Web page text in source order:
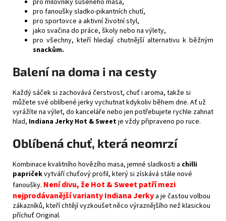
pro milovníky sušeného masa,
pro fanoušky sladko-pikantních chutí,
pro sportovce a aktivní životní styl,
jako svačina do práce, školy nebo na výlety,
pro všechny, kteří hledají chutnější alternativu k běžným
snackům.
Balení na doma i na cesty
Každý sáček si zachovává čerstvost, chuť i aroma, takže si
můžete své oblíbené jerky vychutnat kdykoliv během dne. Ať už
vyrážíte na výlet, do kanceláře nebo jen potřebujete rychle zahnat
hlad, Indiana Jerky Hot & Sweetje vždy připraveno po ruce.
Oblíbená chuť, která neomrzí
Kombinace kvalitního hovězího masa, jemné sladkosti a chilli
papričekvytváří chuťový profil, který si získává stále nové
fanoušky. Není divu, že Hot & Sweet patří mezi
nejprodávanější varianty Indiana Jerky a je častou volbou
zákazníků, kteří chtějí vyzkoušet něco výraznějšího než klasickou
příchuť Original.